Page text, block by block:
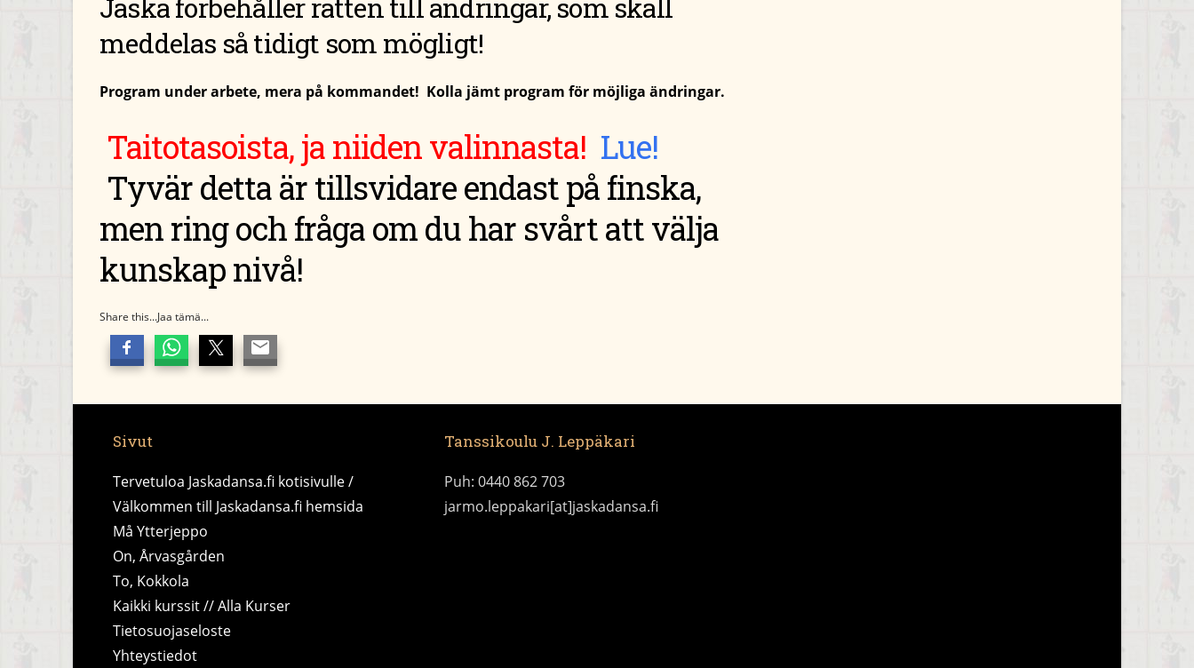
Jaska förbehåller rätten till ändringar, som skall
meddelas så tidigt som mögligt!
Program under arbete, mera på kommandet! Kolla jämt program för möjliga ändringar.
Taitotasoista, ja niiden valinnasta! Lue!
Tyvär detta är tillsvidare endast på finska,
men ring och fråga om du har svårt att välja
kunskap nivå!
Share this...Jaa tämä...
Sivut
Tervetuloa Jaskadansa.fi kotisivulle /
Välkommen till Jaskadansa.fi hemsida
Må Ytterjeppo
On, Årvasgården
To, Kokkola
Kaikki kurssit // Alla Kurser
Tietosuojaseloste
Yhteystiedot
Tanssikoulu J. Leppäkari
Puh: 0440 862 703
jarmo.leppakari[at]jaskadansa.fi